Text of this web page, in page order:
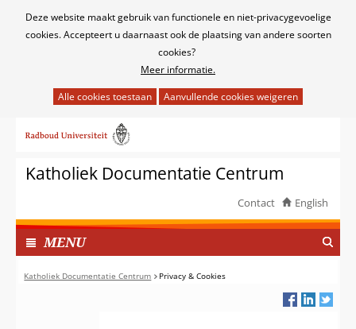
Cookies
Deze website maakt gebruik van functionele en niet-privacygevoelige
cookies. Accepteert u daarnaast ook de plaatsing van andere soorten
cookies?
Meer informatie.
het
van
cookies
deze
website
worden
toegestaan
naar
inhoudKatholiek Documentatie Centrum
Contact English
MENUI
N
G
Katholiek Documentatie Centrum Privacy & Cookies